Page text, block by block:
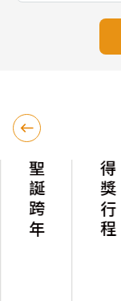
聖誕跨年 得獎行程